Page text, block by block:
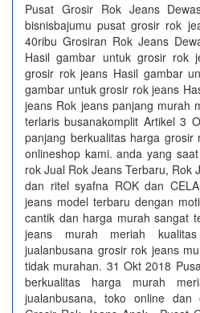
Pusat Grosir Rok Jeans
bisnisbajumu pusat grosir rok
40ribu Grosiran Rok Jeans
Hasil gambar untuk grosir rok
grosir rok jeans Hasil gambar
gambar untuk grosir rok jeans
jeans Rok jeans panjang murah
terlaris busanakomplit Artikel 3
panjang berkualitas harga
onlineshop kami. anda yang
rok Jual Rok Jeans Terbaru, Rok
dan ritel syafna ROK dan
jeans model terbaru dengan
cantik dan harga murah sangat
jeans murah meriah
jualanbusana grosir rok jeans
tidak murahan. 31 Okt 2018
berkualitas harga murah
jualanbusana, toko online